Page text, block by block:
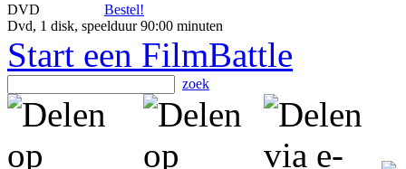
DVD
Bestel!
Dvd, 1 disk, speelduur 90:00 minuten
Start een FilmBattle
zoek